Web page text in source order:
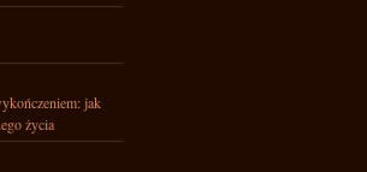
jak
życia